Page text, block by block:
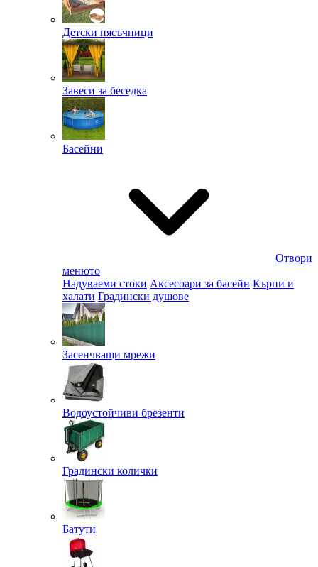
Детски пясъчници
Завеси за беседка
Басейни
Отвори
менюто
Надуваеми стоки Аксесоари за басейн Кърпи и
халати Градински душове
Засенчващи мрежи
Водоустойчиви брезенти
Градински колички
Батути